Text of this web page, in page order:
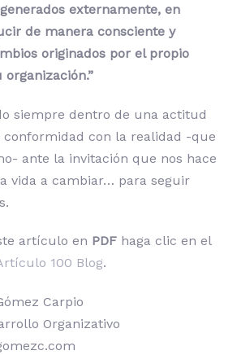
externamente, en
de manera consciente y
originados por el propio
siempre dentro de una actitud
conformidad con la realidad -que
ante la invitación que nos hace
vida a cambiar… para seguir
artículo en PDF haga clic en el
100 Blog.
Carpio
Organizativo